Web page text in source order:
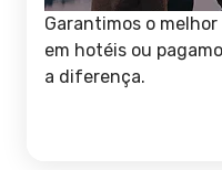
Garantimos o melhor
em hotéis ou
a diferença.